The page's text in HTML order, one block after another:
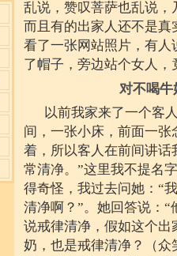
乱说，赞叹菩萨也乱说
而且有的出家人还不是
看了一张网站照片，有
了帽子，旁边站个女人
对不喝牛
以前我家来了一个客
间，一张小床，前面一
着，所以客人在前间讲话
常清净。”这里我不提名
得奇怪，我过去问她：“
清净啊？”。她回答说：
说戒律清净，假如这个
奶，也是戒律清净？（